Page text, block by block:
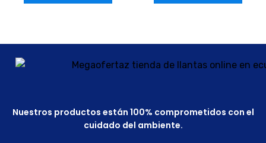
Nuestros productos están 100% comprometidos con el
cuidado del ambiente.